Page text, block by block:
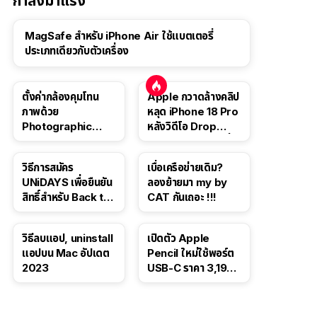
MagSafe สำหรับ iPhone Air ใช้แบตเตอรี่
ประเภทเดียวกับตัวเครื่อง
ตั้งค่ากล้องคุมโทน
ภาพด้วย
Photographic
Apple กวาดล้างคลิป
หลุด iPhone 18 Pro
หลังวิดีโอ Drop
วิธีการสมัคร
UNiDAYS เพื่อยืนยัน
สิทธิ์สำหรับ Back to
เบื่อเครือข่ายเดิม?
ลองย้ายมา my by
CAT กันเถอะ !!!
วิธีลบแอป, uninstall
แอปบน Mac อัปเดต
2023
เปิดตัว Apple
Pencil ใหม่ใช้พอร์ต
USB-C ราคา 3,190